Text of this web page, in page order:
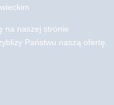
na naszej stronie
Państwu naszą ofertę.